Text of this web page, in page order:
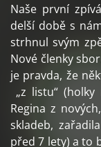
Naše první
delší době s
strhnul svým
Nové členky
je pravda, že
„z listu“
Regina z
skladeb,
před 7 lety) a to